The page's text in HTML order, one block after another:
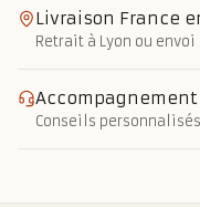
Livraison France
Retrait à Lyon ou
Accompagnement
Conseils